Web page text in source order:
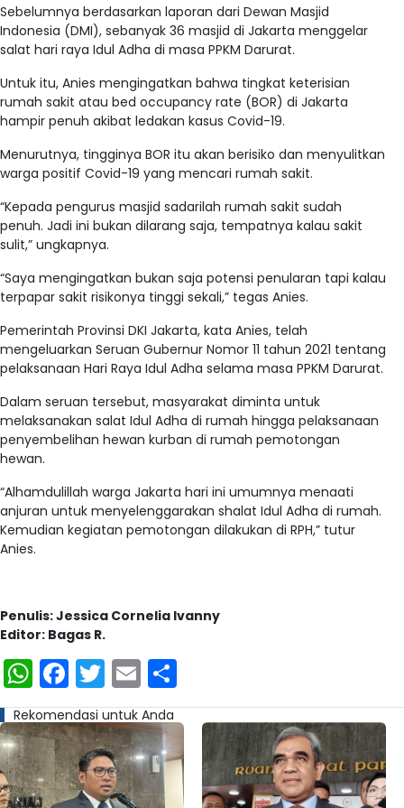
Sebelumnya berdasarkan laporan dari Dewan Masjid
Indonesia (DMI), sebanyak 36 masjid di Jakarta menggelar
salat hari raya Idul Adha di masa PPKM Darurat.
Untuk itu, Anies mengingatkan bahwa tingkat keterisian
rumah sakit atau bed occupancy rate (BOR) di Jakarta
hampir penuh akibat ledakan kasus Covid-19.
Menurutnya, tingginya BOR itu akan berisiko dan menyulitkan
warga positif Covid-19 yang mencari rumah sakit.
“Kepada pengurus masjid sadarilah rumah sakit sudah
penuh. Jadi ini bukan dilarang saja, tempatnya kalau sakit
sulit,” ungkapnya.
“Saya mengingatkan bukan saja potensi penularan tapi kalau
terpapar sakit risikonya tinggi sekali,” tegas Anies.
Pemerintah Provinsi DKI Jakarta, kata Anies, telah
mengeluarkan Seruan Gubernur Nomor 11 tahun 2021 tentang
pelaksanaan Hari Raya Idul Adha selama masa PPKM Darurat.
Dalam seruan tersebut, masyarakat diminta untuk
melaksanakan salat Idul Adha di rumah hingga pelaksanaan
penyembelihan hewan kurban di rumah pemotongan
hewan.
“Alhamdulillah warga Jakarta hari ini umumnya menaati
anjuran untuk menyelenggarakan shalat Idul Adha di rumah.
Kemudian kegiatan pemotongan dilakukan di RPH,” tutur
Anies.
Penulis: Jessica Cornelia Ivanny
Editor: Bagas R.
WhatsApp
Facebook
Twitter
Email
Rekomendasi untuk Anda